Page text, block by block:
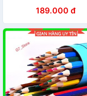
189.000 đ